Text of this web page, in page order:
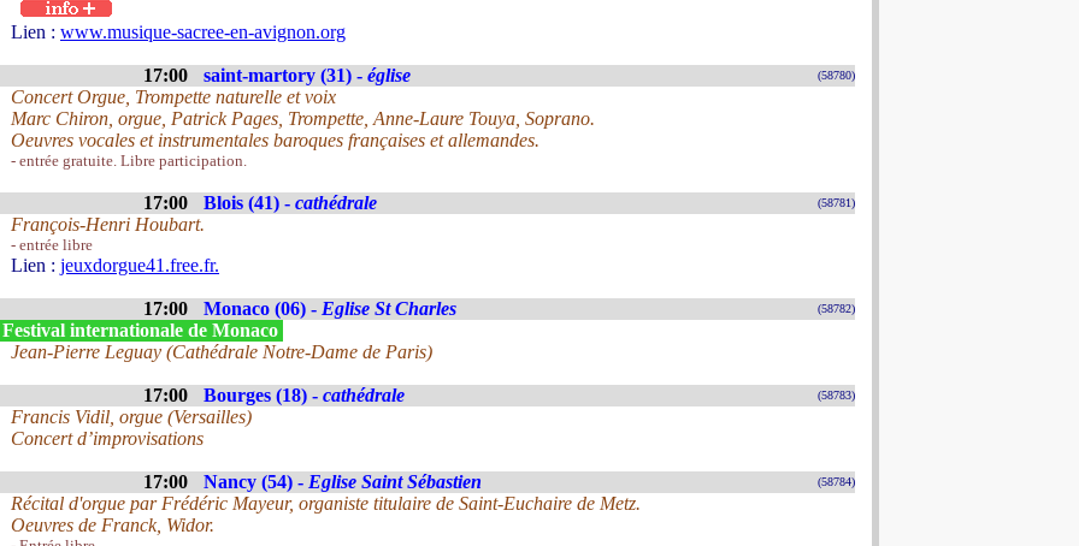
Lien : www.musique-sacree-en-avignon.org
17:00 saint-martory (31) - église (58780)
Concert Orgue, Trompette naturelle et voix
Marc Chiron, orgue, Patrick Pages, Trompette, Anne-Laure Touya, Soprano.
Oeuvres vocales et instrumentales baroques françaises et allemandes.
- entrée gratuite. Libre participation.
17:00 Blois (41) - cathédrale (58781)
François-Henri Houbart.
- entrée libre
Lien : jeuxdorgue41.free.fr.
17:00 Monaco (06) - Eglise St Charles (58782)
internationale de Monaco
Jean-Pierre Leguay (Cathédrale Notre-Dame de Paris)
17:00 Bourges (18) - cathédrale (58783)
Francis Vidil, orgue (Versailles)
Concert d’improvisations
17:00 Nancy (54) - Eglise Saint Sébastien (58784)
Récital d'orgue par Frédéric Mayeur, organiste titulaire de Saint-Euchaire de Metz.
Oeuvres de Franck, Widor.